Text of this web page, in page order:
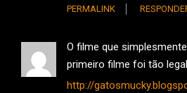
PERMALINK
O filme que
primeiro filme foi tão
http://